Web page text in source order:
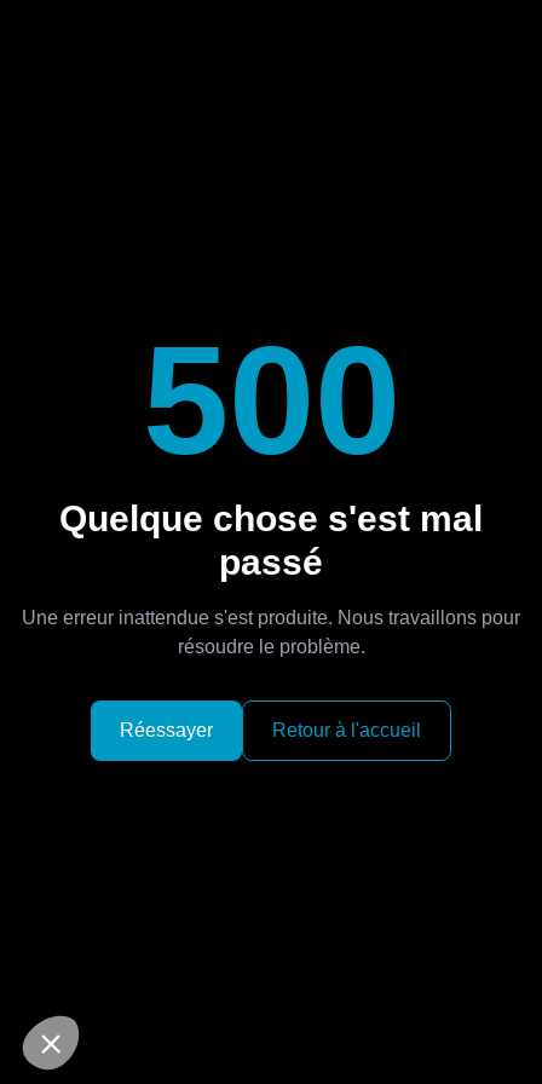
500
Quelque chose s'est mal
passé
Une erreur inattendue s'est produite. Nous travaillons pour
résoudre le problème.
Réessayer Retour à l'accueil